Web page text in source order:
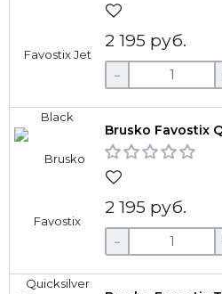
2 195 руб.
-
Brusko Favostix
2 195 руб.
-